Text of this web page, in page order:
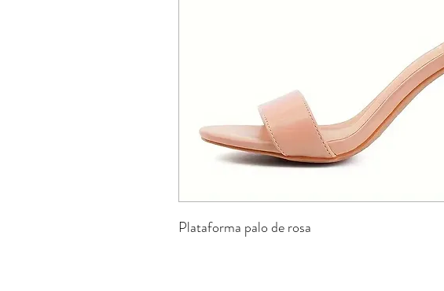
Plataforma palo de rosa